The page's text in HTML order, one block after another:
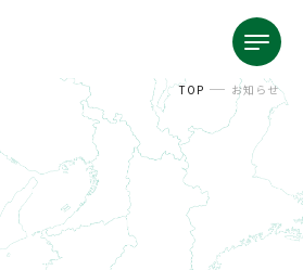
TOP お知らせ